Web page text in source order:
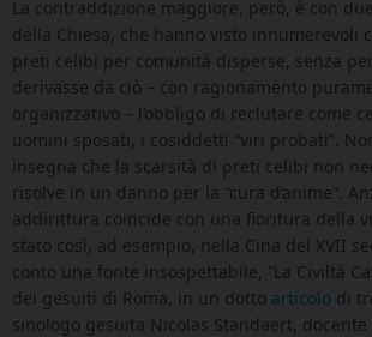
La contraddizione maggiore, però, è con
della Chiesa, che hanno visto innumerevoli
preti celibi per comunità disperse, senza
derivasse da ciò – con ragionamento
organizzativo – l’obbligo di reclutare come
uomini sposati, i cosiddetti “viri probati”.
insegna che la scarsità di preti celibi non
risolve in un danno per la “cura d’anime”.
addirittura coincide con una fioritura della
stato così, ad esempio, nella Cina del XVII
conto una fonte insospettabile, “La Civiltà
dei gesuiti di Roma, in un dotto articolo di
sinologo gesuita Nicolas Standaert, docente